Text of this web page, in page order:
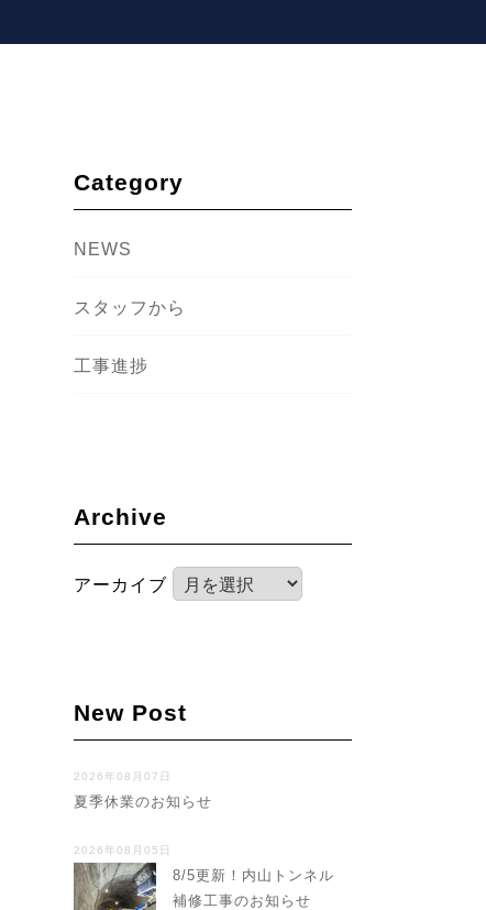
Category
NEWS
スタッフから
工事進捗
Archive
アーカイブ
New Post
2026年08月07日
夏季休業のお知らせ
2026年08月05日
8/5更新！内山トンネル
補修工事のお知らせ